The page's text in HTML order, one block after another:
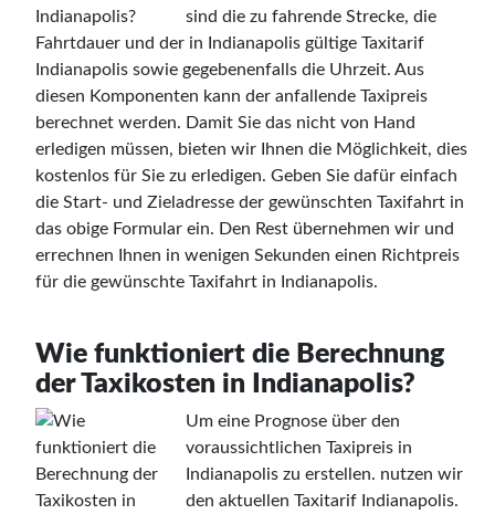
sind die zu fahrende Strecke, die
Fahrtdauer und der in Indianapolis gültige Taxitarif
Indianapolis sowie gegebenenfalls die Uhrzeit. Aus
diesen Komponenten kann der anfallende Taxipreis
berechnet werden. Damit Sie das nicht von Hand
erledigen müssen, bieten wir Ihnen die Möglichkeit, dies
kostenlos für Sie zu erledigen. Geben Sie dafür einfach
die Start- und Zieladresse der gewünschten Taxifahrt in
das obige Formular ein. Den Rest übernehmen wir und
errechnen Ihnen in wenigen Sekunden einen Richtpreis
für die gewünschte Taxifahrt in Indianapolis.
Wie funktioniert die Berechnung
der Taxikosten in Indianapolis?
Um eine Prognose über den
voraussichtlichen Taxipreis in
Indianapolis zu erstellen. nutzen wir
den aktuellen Taxitarif Indianapolis.